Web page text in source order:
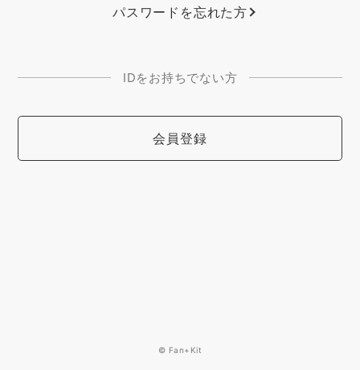
パスワードを忘れた方
IDをお持ちでない方
会員登録
© Fan+Kit